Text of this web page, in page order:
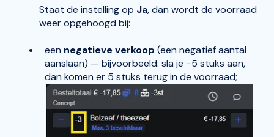
Staat de instelling op Ja, dan wordt de voorraad
weer opgehoogd bij:
een negatieve verkoop (een negatief aantal
aanslaan) — bijvoorbeeld: sla je −5 stuks aan,
dan komen er 5 stuks terug in de voorraad;